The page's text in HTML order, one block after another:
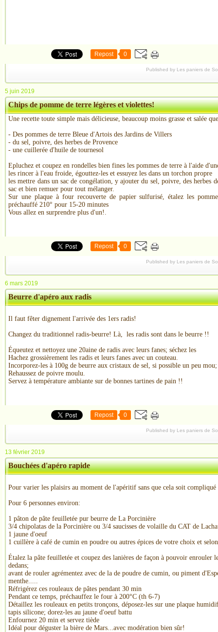
Repost 0
Published by Les paniers de
5 juin 2019
Chips de pomme de terre légères et violettes!
Une recette toute simple mais délicieuse, beaucoup moins grasse et salée
- Des pommes de terre Bleue d'Artois des Jardins de Villers
- du sel, poivre, des herbes de Provence
- une cuillerée d'huile de tournesol
Epluchez et coupez en rondelles bien fines les pommes de terre à l'aide
les rincer à l'eau froide, égouttez-les et essuyez les dans un torchon propre
les mettre dans un sac de congélation, y ajouter du sel, poivre, des herbes
sac et bien remuer pour tout mélanger.
Sur une plaque à four recouverte de papier sulfurisé, étalez les
préchauffé 210° pour 15-20 minutes
Vous allez en surprendre plus d'un!.
Repost 0
Published by Les paniers de
6 mars 2019
Beurre d'apéro aux radis
Il faut fêter dignement l'arrivée des 1ers radis!
Changez du traditionnel radis-beurre! Là, les radis sont dans le beurre !!
Équeutez et nettoyez une 20aine de radis avec leurs fanes; séchez les
Hachez grossièrement les radis et leurs fanes avec un couteau.
Incorporez-les à 100g de beurre aux cristaux de sel, si possible un peu
Rehaussez de poivre moulu.
Servez à température ambiante sur de bonnes tartines de pain !!
Repost 0
Published by Les paniers de
13 février 2019
Bouchées d'apéro rapide
Pour varier les plaisirs au moment de l'apéritif sans que cela soit compliqué
Pour 6 personnes environ:
1 pâton de pâte feuilletée pur beurre de La Porcinière
3/4 chipolatas de la Porcinière ou 3/4 saucisses de volaille du CAT de
1 jaune d'oeuf
1 cuillère à café de cumin en poudre ou autres épices de votre choix et
Étalez la pâte feuilletée et coupez des lanières de façon à pouvoir enrouler
dedans;
avant de rouler agrémentez avec de la de poudre de cumin, ou piment
menthe.....
Réfrigérez ces rouleaux de pâtes pendant 30 min
Pendant ce temps, préchauffez le four à 200°C (th 6-7)
Détaillez les rouleaux en petits tronçons, déposez-les sur une plaque
tapis silicone; dorez-les au jaune d'oeuf battu
Enfournez 20 min et servez tiède
Idéal pour déguster la bière de Mars...avec modération bien sûr!